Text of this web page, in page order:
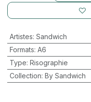
Artistes: Sandwich
Formats: A6
Type: Risographie
Collection: By Sandwich